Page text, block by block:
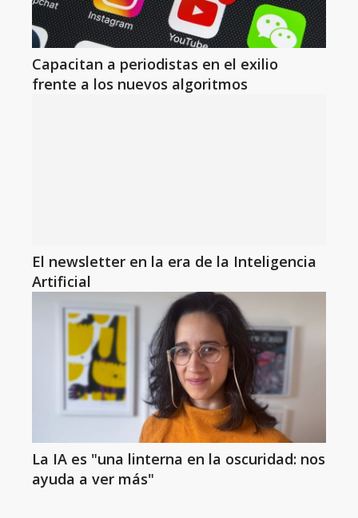
Capacitan a periodistas en el exilio
frente a los nuevos algoritmos
El newsletter en la era de la Inteligencia
Artificial
La IA es "una linterna en la oscuridad: nos
ayuda a ver más"